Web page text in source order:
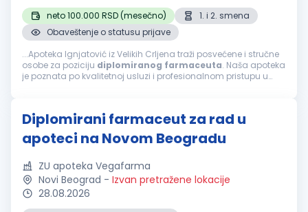
neto 100.000 RSD (mesečno)
1. i 2. smena
Obaveštenje o statusu prijave
...Apoteka Ignjatović iz Velikih Crljena traži posvećene i stručne
osobe za poziciju diplomiranog farmaceuta. Naša apoteka
je poznata po kvalitetnoj usluzi i profesionalnom pristupu u
Diplomirani farmaceut za rad u
apoteci na Novom Beogradu
ZU apoteka Vegafarma
Novi Beograd - Izvan pretražene lokacije
28.08.2026